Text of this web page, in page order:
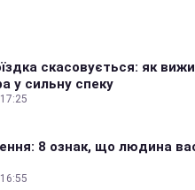
скасовується: як
у сильну спеку
8 ознак, що людина